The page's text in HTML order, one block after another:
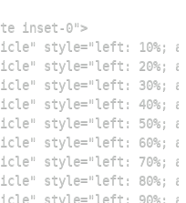
    <div class="absolute inset-0">